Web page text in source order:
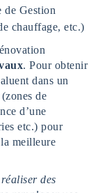
de Gestion
chauffage, etc.)
. Pour obtenir
dans un
de
d’une
etc.) pour
meilleure
des